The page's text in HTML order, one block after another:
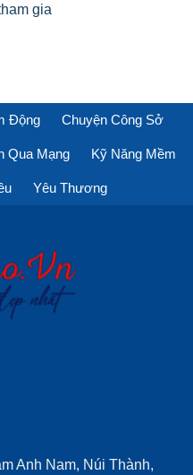
gia
Động Chuyện Công Sở
Qua Mạng Kỹ Năng Mềm
Yêu Thương
Anh Nam, Núi Thành,